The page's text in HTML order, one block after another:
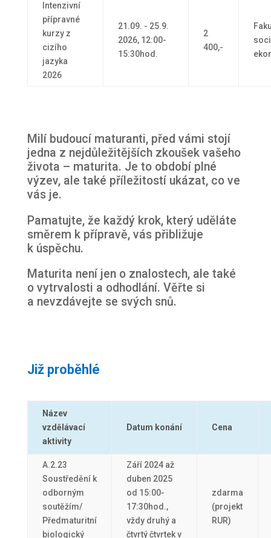
Intenzivní
přípravné
kurzy z
cizího
jazyka
2026
21.09. - 25.9.
2026, 12:00-
15:30hod.
2
400,-
Milí budoucí maturanti, před vámi stojí
jedna z nejdůležitějších zkoušek vašeho
života – maturita. Je to období plné
výzev, ale také příležitostí ukázat, co ve
vás je.
Pamatujte, že každý krok, který uděláte
směrem k přípravě, vás přibližuje
k úspěchu.
Maturita není jen o znalostech, ale také
o vytrvalosti a odhodlání. Věřte si
a nevzdávejte se svých snů.
Již proběhlé
Název
vzdělávací
aktivity
Datum konání Cena
A.2.23
Soustředění k
odborným
soutěžím/
Předmaturitní
biologický
Září 2024 až
duben 2025
od 15:00-
17:30hod.,
vždy druhý a
čtvrtý čtvrtek v
zdarma
(projekt
RUR)